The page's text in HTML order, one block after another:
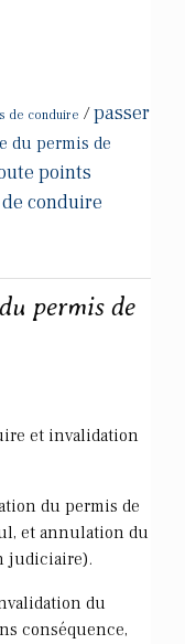
de conduire /passer
du permis de
points
conduire
permis de
et invalidation
du permis de
et annulation du
judiciaire).
du
conséquence,